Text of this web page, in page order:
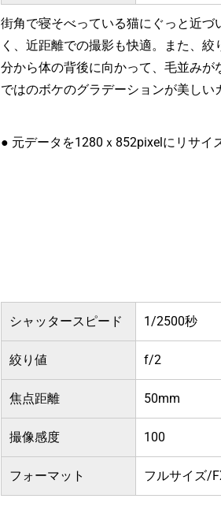
街角で寝そべっている猫にぐっと近
く、近距離での撮影も快適。また、
分から体の背後に向かって、毛並み
ではのボケのグラデーションが美しい
● 元データを1280ｘ852pixelにリサイ
シャッタースピード 1/2500秒
絞り値 f/2
焦点距離 50mm
撮像感度 100
フォーマット フルサイズ/